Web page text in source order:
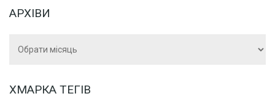
АРХІВИ
ХМАРКА ТЕГІВ